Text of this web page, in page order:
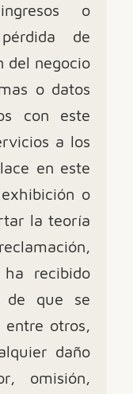
o
de
del negocio
o datos
con este
a los
en este
o
la teoría
recibido
de que se
entre otros,
daño
omisión,